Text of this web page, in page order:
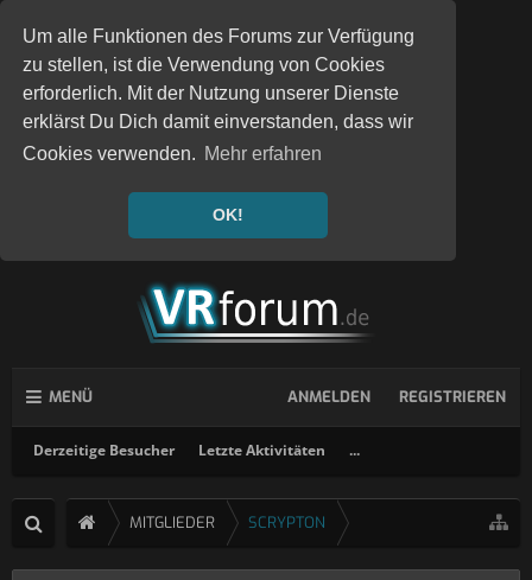
Um alle Funktionen des Forums zur Verfügung
zu stellen, ist die Verwendung von Cookies
erforderlich. Mit der Nutzung unserer Dienste
erklärst Du Dich damit einverstanden, dass wir
Cookies verwenden. Mehr erfahren
OK!
MENÜ
Derzeitige Besucher Letzte Aktivitäten ...
ANMELDEN REGISTRIEREN
MITGLIEDER SCRYPTON